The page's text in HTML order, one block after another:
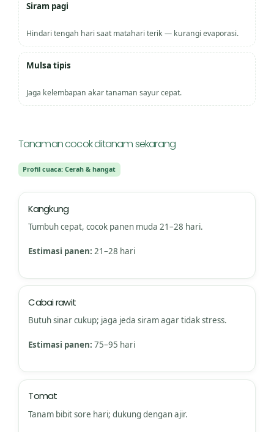
Siram pagi
Hindari tengah hari saat matahari terik — kurangi evaporasi.
Mulsa tipis
Jaga kelembapan akar tanaman sayur cepat.
Tanaman cocok ditanam sekarang
Profil cuaca: Cerah & hangat
Kangkung
Tumbuh cepat, cocok panen muda 21–28 hari.
Estimasi panen: 21–28 hari
Cabai rawit
Butuh sinar cukup; jaga jeda siram agar tidak stress.
Estimasi panen: 75–95 hari
Tomat
Tanam bibit sore hari; dukung dengan ajir.